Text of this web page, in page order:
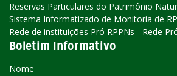
Reservas Particulares do Patrimônio
Sistema Informatizado de Monitoria de
Rede de instituições Pró RPPNs - Rede
Boletim Informativo
Nome